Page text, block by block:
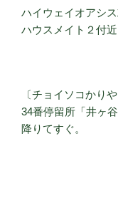
ハイウェイオアシ
ハウスメイト２付近
〔チョイソコかりや
34番停留所「井ヶ谷
降りてすぐ。